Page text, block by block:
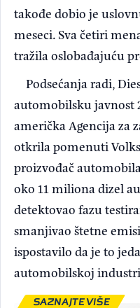
takođe dobio je
meseci. Sva četiri
tražila oslobađajuću
Podsećanja radi,
automobilsku javnost
američka Agencija za
otkrila pomenuti
proizvođač
oko 11 miliona dizel
detektovao fazu
smanjivao štetne
ispostavilo da je to
automobilskoj
SAZNAJTE VIŠE